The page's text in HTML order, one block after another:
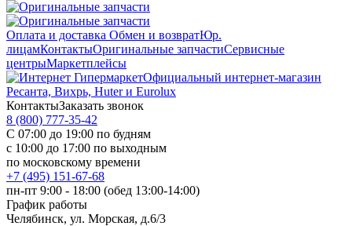
Оплата и доставка Обмен и возвратЮр.
лицамКонтактыОригинальные запчастиСервисные
центрыМаркетплейсы
Официальный интернет-магазин
Ресанта, Вихрь, Huter и Eurolux
КонтактыЗаказать звонок
8 (800) 777-35-42
С 07:00 до 19:00 по будням
с 10:00 до 17:00 по выходным
по московскому времени
+7 (495) 151-67-68
пн-пт 9:00 - 18:00 (обед 13:00-14:00)
График работы
Челябинск, ул. Морская, д.6/3